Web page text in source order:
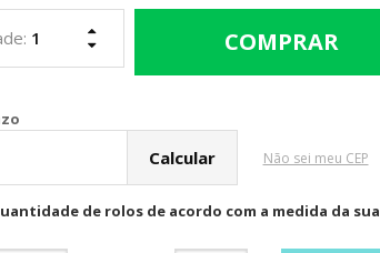
Não sei meu CEP
de rolos de acordo com a medida da sua